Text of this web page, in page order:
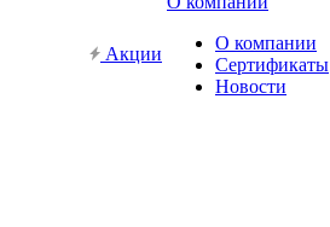
Акции
О компании
Сертификаты
Новости